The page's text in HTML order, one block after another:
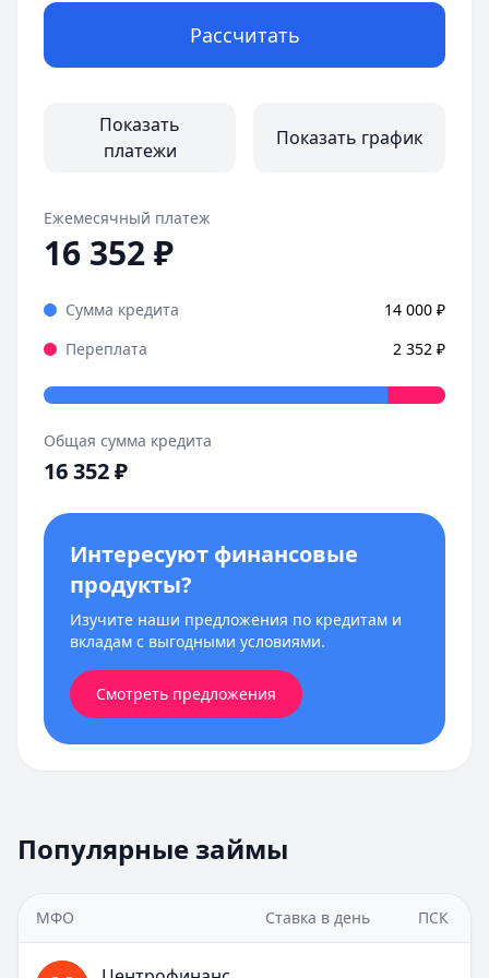
Рассчитать
Показать
платежи
Показать график
Ежемесячный платеж
16 352₽
Сумма кредита 14 000 ₽
Переплата
2 352 ₽
Общая сумма кредита
16 352₽
Интересуют финансовые
продукты?
Изучите наши предложения по кредитам и
вкладам с выгодными условиями.
Смотреть предложения
Популярные займы
МФО Ставка в день ПСК